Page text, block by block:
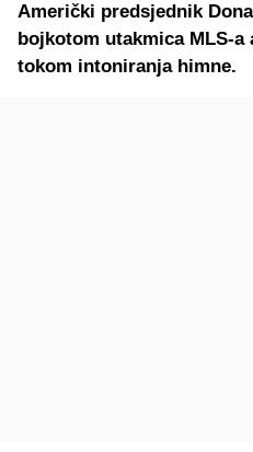
Američki predsjednik
bojkotom utakmica MLS-
tokom intoniranja himne.